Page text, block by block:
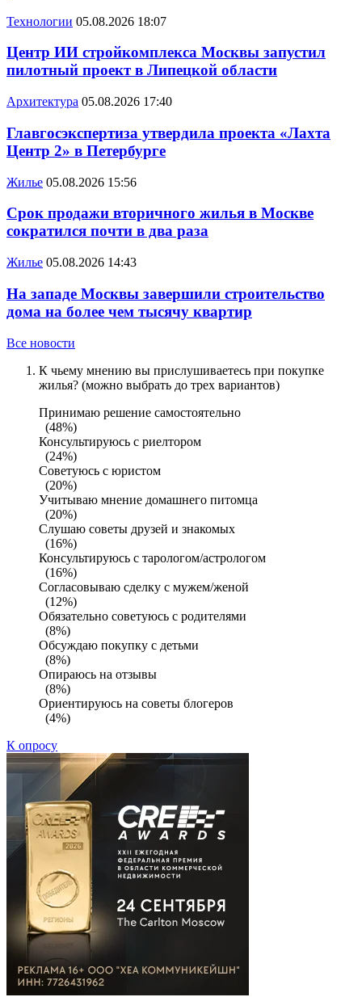
Технологии 05.08.2026 18:07
Центр ИИ стройкомплекса Москвы запустил
пилотный проект в Липецкой области
Архитектура 05.08.2026 17:40
Главгосэкспертиза утвердила проекта «Лахта
Центр 2» в Петербурге
Жилье 05.08.2026 15:56
Срок продажи вторичного жилья в Москве
сократился почти в два раза
Жилье 05.08.2026 14:43
На западе Москвы завершили строительство
дома на более чем тысячу квартир
Все новости
К чьему мнению вы прислушиваетесь при покупке
жилья? (можно выбрать до трех вариантов)
Принимаю решение самостоятельно
(48%)
Консультируюсь с риелтором
(24%)
Советуюсь с юристом
(20%)
Учитываю мнение домашнего питомца
(20%)
Слушаю советы друзей и знакомых
(16%)
Консультируюсь с тарологом/астрологом
(16%)
Согласовываю сделку с мужем/женой
(12%)
Обязательно советуюсь с родителями
(8%)
Обсуждаю покупку с детьми
(8%)
Опираюсь на отзывы
(8%)
Ориентируюсь на советы блогеров
(4%)
К опросу